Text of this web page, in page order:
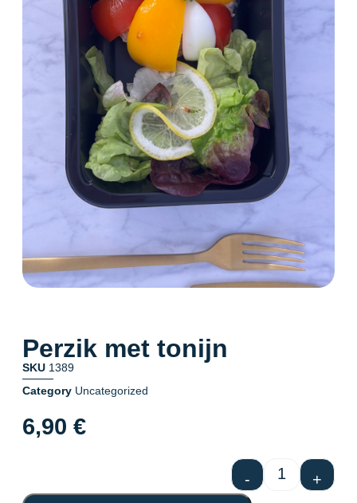
Perzik met tonijn
SKU 1389
Category Uncategorized
6,90 €
-
+